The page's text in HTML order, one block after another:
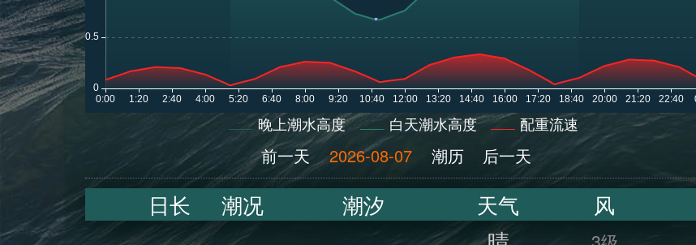
晚上潮水高度 白天潮水高度 配重流速
前一天 2026-08-07 潮历 后一天
日长 潮况 潮汐 天气 风